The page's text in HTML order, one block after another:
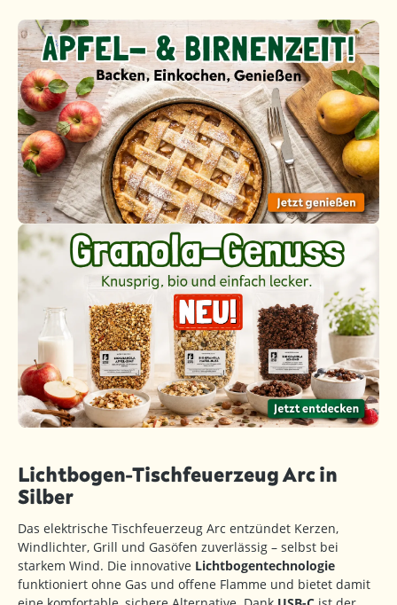
Lichtbogen-Tischfeuerzeug Arc in
Silber
Das elektrische Tischfeuerzeug Arc entzündet Kerzen,
Windlichter, Grill und Gasöfen zuverlässig – selbst bei
starkem Wind. Die innovative Lichtbogentechnologie
funktioniert ohne Gas und offene Flamme und bietet damit